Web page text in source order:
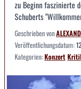
zu Beginn faszinierte
Schuberts
Geschrieben von
Veröffentlichungsdatum:
Kategorien:Konzert